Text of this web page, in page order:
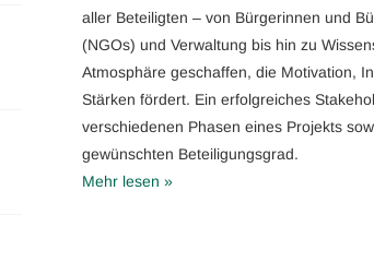
aller Beteiligten – von Bürgerinnen und
(NGOs) und Verwaltung bis hin zu
Atmosphäre geschaffen, die Motivation,
Stärken fördert. Ein erfolgreiches
verschiedenen Phasen eines Projekts
gewünschten Beteiligungsgrad.
Mehr lesen »